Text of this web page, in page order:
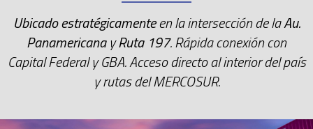
Ubicado estratégicamenteen la intersección de laAu.
PanamericanayRuta 197. Rápida conexión con
Capital Federal y GBA. Acceso directo al interior del país
y rutas del MERCOSUR.